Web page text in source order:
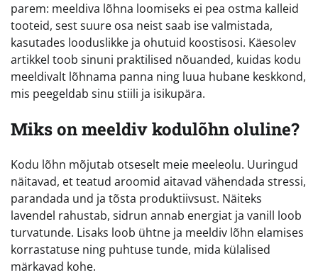
parem: meeldiva lõhna loomiseks ei pea ostma kalleid
tooteid, sest suure osa neist saab ise valmistada,
kasutades looduslikke ja ohutuid koostisosi. Käesolev
artikkel toob sinuni praktilised nõuanded, kuidas kodu
meeldivalt lõhnama panna ning luua hubane keskkond,
mis peegeldab sinu stiili ja isikupära.
Miks on meeldiv kodulõhn oluline?
Kodu lõhn mõjutab otseselt meie meeleolu. Uuringud
näitavad, et teatud aroomid aitavad vähendada stressi,
parandada und ja tõsta produktiivsust. Näiteks
lavendel rahustab, sidrun annab energiat ja vanill loob
turvatunde. Lisaks loob ühtne ja meeldiv lõhn elamises
korrastatuse ning puhtuse tunde, mida külalised
märkavad kohe.